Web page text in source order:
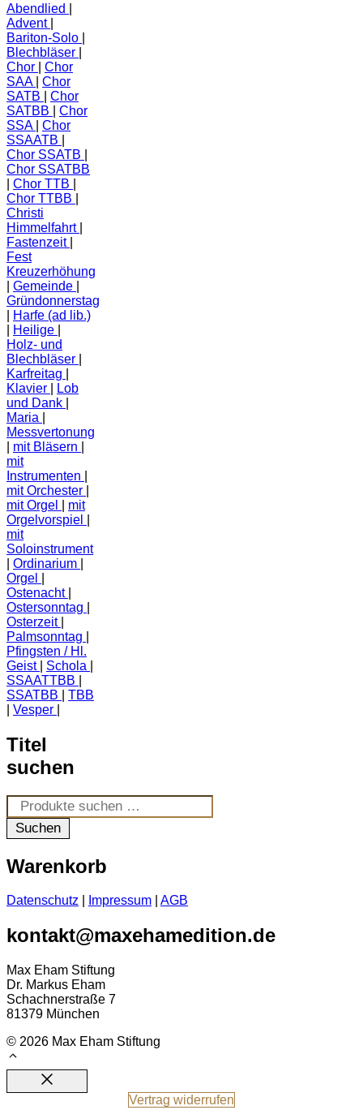
Abendlied
Advent
Bariton-Solo
Blechbläser
Chor
Chor
SAA
Chor
SATB
Chor
SATBB
Chor
SSA
Chor
SSAATB
Chor SSATB
Chor SSATBB
Chor TTB
Chor TTBB
Christi
Himmelfahrt
Fastenzeit
Fest
Kreuzerhöhung
Gemeinde
Gründonnerstag
Harfe (ad lib.)
Heilige
Holz- und
Blechbläser
Karfreitag
Klavier
Lob
und Dank
Maria
Messvertonung
mit Bläsern
mit
Instrumenten
mit Orchester
mit Orgel
mit
Orgelvorspiel
mit
Soloinstrument
Ordinarium
Orgel
Ostenacht
Ostersonntag
Osterzeit
Palmsonntag
Pfingsten / Hl.
Geist
Schola
SSAATTBB
SSATBB
TBB
Vesper
Titel
suchen
Suchen
nach:
Suchen
Warenkorb
Datenschutz Impressum AGB
kontakt@maxehamedition.de
Max Eham Stiftung
Dr. Markus Eham
Schachnerstraße 7
81379 München
© 2026 Max Eham Stiftung
Close Vertrag widerrufen